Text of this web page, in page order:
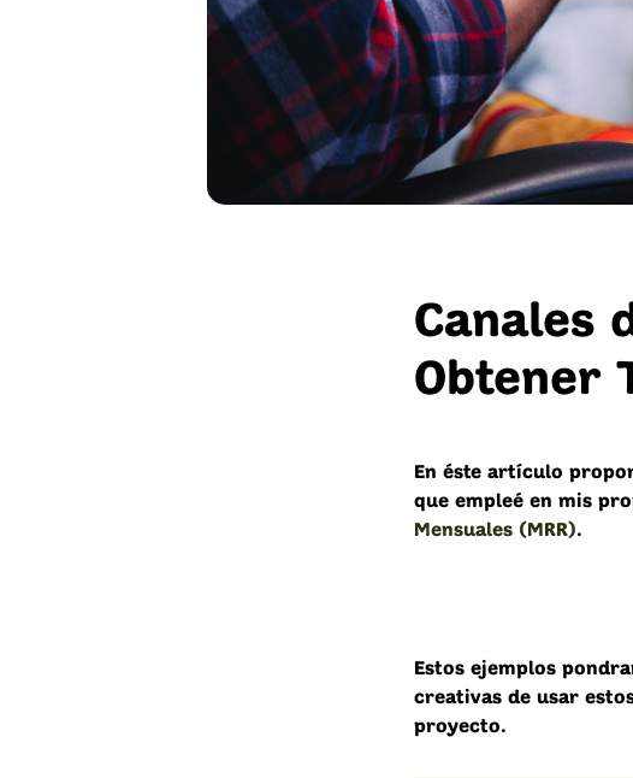
Canales
Obtener
En éste artículo
que empleé en mis
Mensuales (MRR).
Estos ejemplos
creativas de usar
proyecto.